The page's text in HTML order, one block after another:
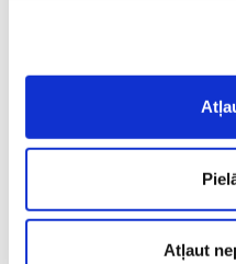
Vispārīgiem
noteikumiem(saīsināti -
Atļaut